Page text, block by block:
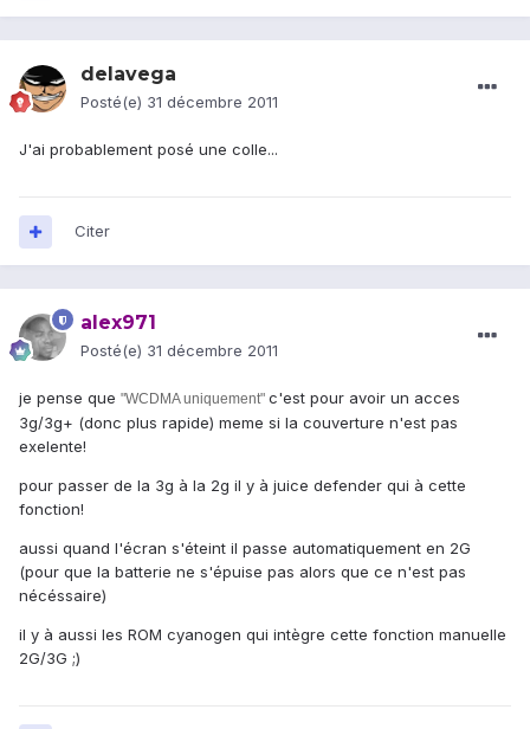
delavega
Posté(e) 31 décembre 2011
J'ai probablement posé une colle...
Citer
alex971
Posté(e) 31 décembre 2011
je pense que "WCDMA uniquement" c'est pour avoir un acces
3g/3g+ (donc plus rapide) meme si la couverture n'est pas
exelente!
pour passer de la 3g à la 2g il y à juice defender qui à cette
fonction!
aussi quand l'écran s'éteint il passe automatiquement en 2G
(pour que la batterie ne s'épuise pas alors que ce n'est pas
nécéssaire)
il y à aussi les ROM cyanogen qui intègre cette fonction manuelle
2G/3G ;)